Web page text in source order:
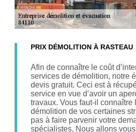
PRIX DÉMOLITION À RASTEAU
Afin de connaître le coût
services de démolition, notre
devis gratuit. Ceci est à
service en vue d’avoir un
travaux. Vous faut-il connaître
démolition de vos certaines
pas à faire parvenir votre
spécialistes. Nous allons